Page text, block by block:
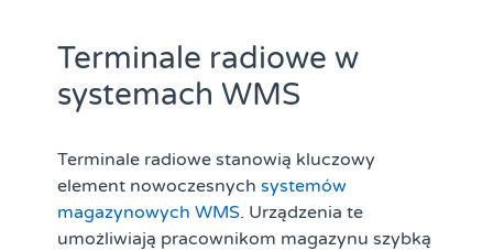
Terminale radiowe w
systemach WMS
Terminale radiowe stanowią kluczowy
element nowoczesnych systemów
magazynowych WMS. Urządzenia te
umożliwiają pracownikom magazynu szybką